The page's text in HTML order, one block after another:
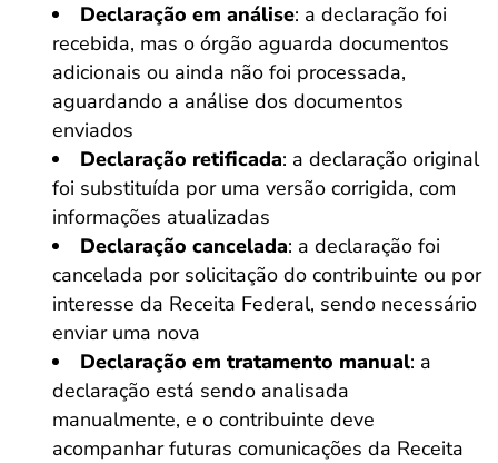
Declaração em análise: a declaração foi
recebida, mas o órgão aguarda documentos
adicionais ou ainda não foi processada,
aguardando a análise dos documentos
enviados
Declaração retificada: a declaração original
foi substituída por uma versão corrigida, com
informações atualizadas
Declaração cancelada: a declaração foi
cancelada por solicitação do contribuinte ou por
interesse da Receita Federal, sendo necessário
enviar uma nova
Declaração em tratamento manual: a
declaração está sendo analisada
manualmente, e o contribuinte deve
acompanhar futuras comunicações da Receita